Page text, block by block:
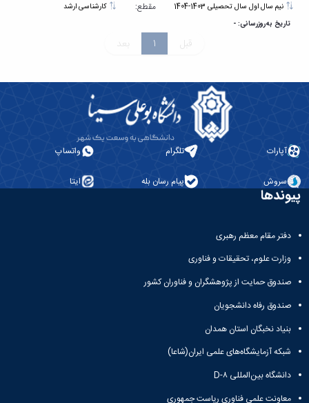
مقطع: کارشناسی ارشد
تاریخ به‌روزرسانی: -
قبل 1 بعد
آپارات تلگرام واتساپ
سروش پیام رسان بله ایتا
پیوندها
دفتر مقام معظم رهبری
وزارت علوم، تحقیقات و فناوری
صندوق حمایت از پژوهشگران و فناوران کشور
صندوق رفاه دانشجویان
بنیاد نخبگان استان همدان
شبکه آزمایشگاه‌های علمی ایران(شاعا)
دانشگاه بین‌المللی D-۸
معاونت علمی فناوری ریاست جمهوری